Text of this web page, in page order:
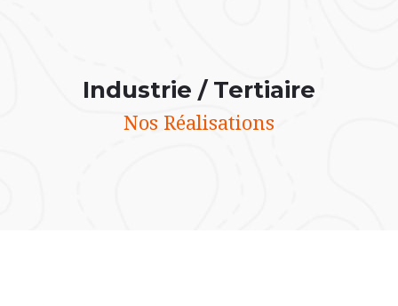
Industrie / Tertiaire
Nos Réalisations